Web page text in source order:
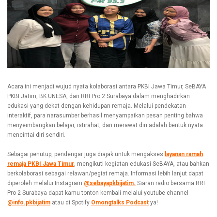
Acara ini menjadi wujud nyata kolaborasi antara PKBI Jawa Timur, SeBAYA
PKBI Jatim, BK UNESA, dan RRI Pro 2 Surabaya dalam menghadirkan
edukasi yang dekat dengan kehidupan remaja. Melalui pendekatan
interaktif, para narasumber berhasil menyampaikan pesan penting bahwa
menyeimbangkan belajar, istirahat, dan merawat diri adalah bentuk nyata
mencintai diri sendiri.
Sebagai penutup, pendengar juga diajak untuk mengakses layanan ramah
remaja PKBI Jawa Timur , mengikuti kegiatan edukasi SeBAYA, atau bahkan
berkolaborasi sebagai relawan/pegiat remaja. Informasi lebih lanjut dapat
diperoleh melalui Instagram @sebayapkbijatim. Siaran radio bersama RRI
Pro 2 Surabaya dapat kamu tonton kembali melalui youtube channel
@info.pkbijatim atau di Spotify Omongtalks Podcast ya!